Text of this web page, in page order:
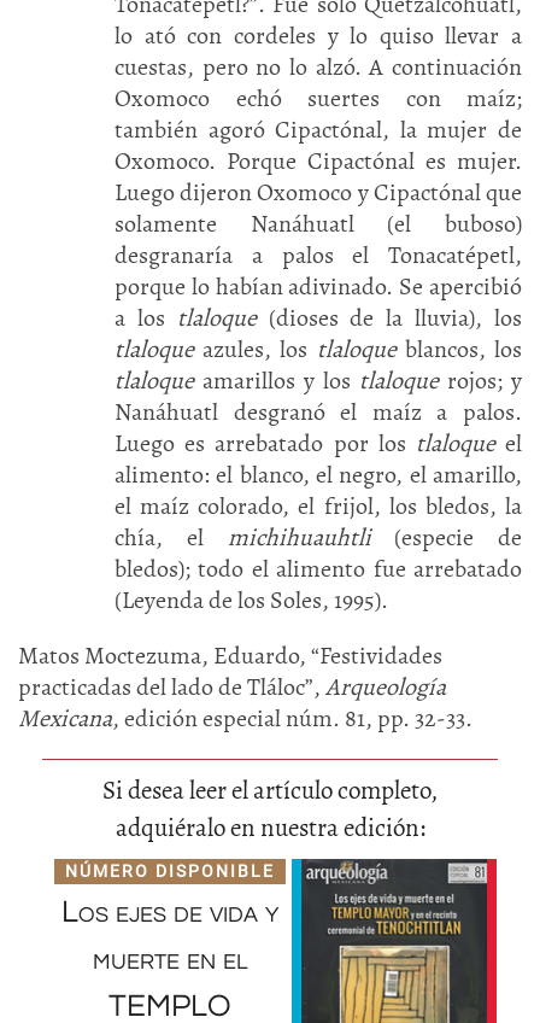
lo ató con cordeles y lo quiso llevar a
cuestas, pero no lo alzó. A continuación
Oxomoco echó suertes con maíz;
también agoró Cipactónal, la mujer de
Oxomoco. Porque Cipactónal es mujer.
Luego dijeron Oxomoco y Cipactónal que
solamente Nanáhuatl (el buboso)
desgranaría a palos el Tonacatépetl,
porque lo habían adivinado. Se apercibió
a los tlaloque(dioses de la lluvia), los
tlaloqueazules, los tlaloqueblancos, los
tlaloqueamarillos y los tlaloquerojos; y
Nanáhuatl desgranó el maíz a palos.
Luego es arrebatado por los tlaloqueel
alimento: el blanco, el negro, el amarillo,
el maíz colorado, el frijol, los bledos, la
chía, el michihuauhtli(especie de
bledos); todo el alimento fue arrebatado
(Leyenda de los Soles, 1995).
Matos Moctezuma, Eduardo, “Festividades
practicadas del lado de Tláloc”,Arqueología
Mexicana, edición especial núm. 81, pp. 32-33.
Si desea leer el artículo completo,
adquiéralo en nuestra edición:
NÚMERO DISPONIBLE
Los ejes de vida y
muerte en el
TEMPLO